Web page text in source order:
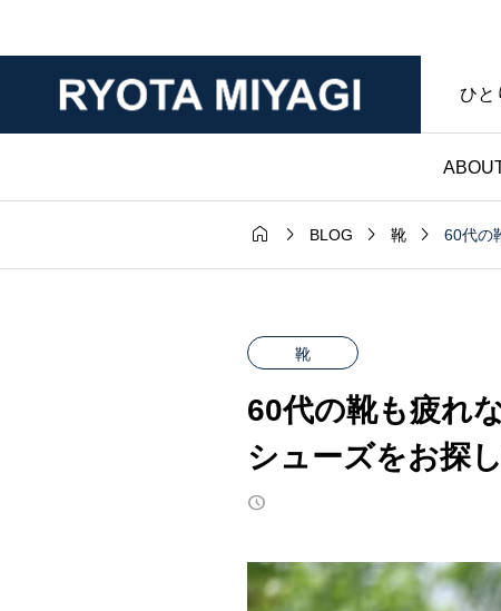
ひと
財布
マークなし・暮らしの
た僕のハンドメイド
  BLOG  靴  60代の
靴
60代の靴も疲れ
シューズをお探